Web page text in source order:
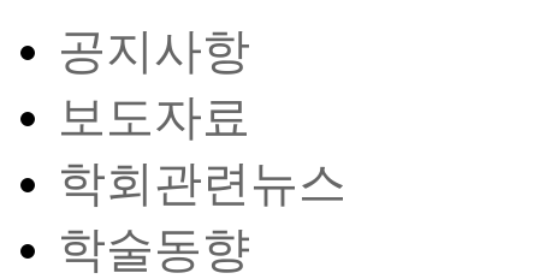
공지사항
보도자료
학회관련뉴스
학술동향